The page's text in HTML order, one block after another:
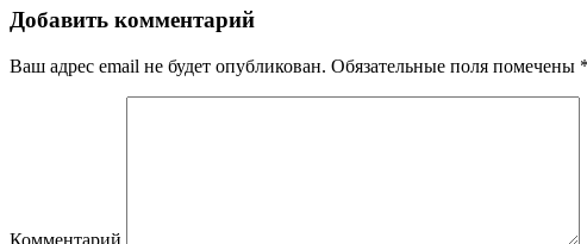
Добавить комментарий
Ваш адрес email не будет опубликован. Обязательные поля помечены *
Комментарий